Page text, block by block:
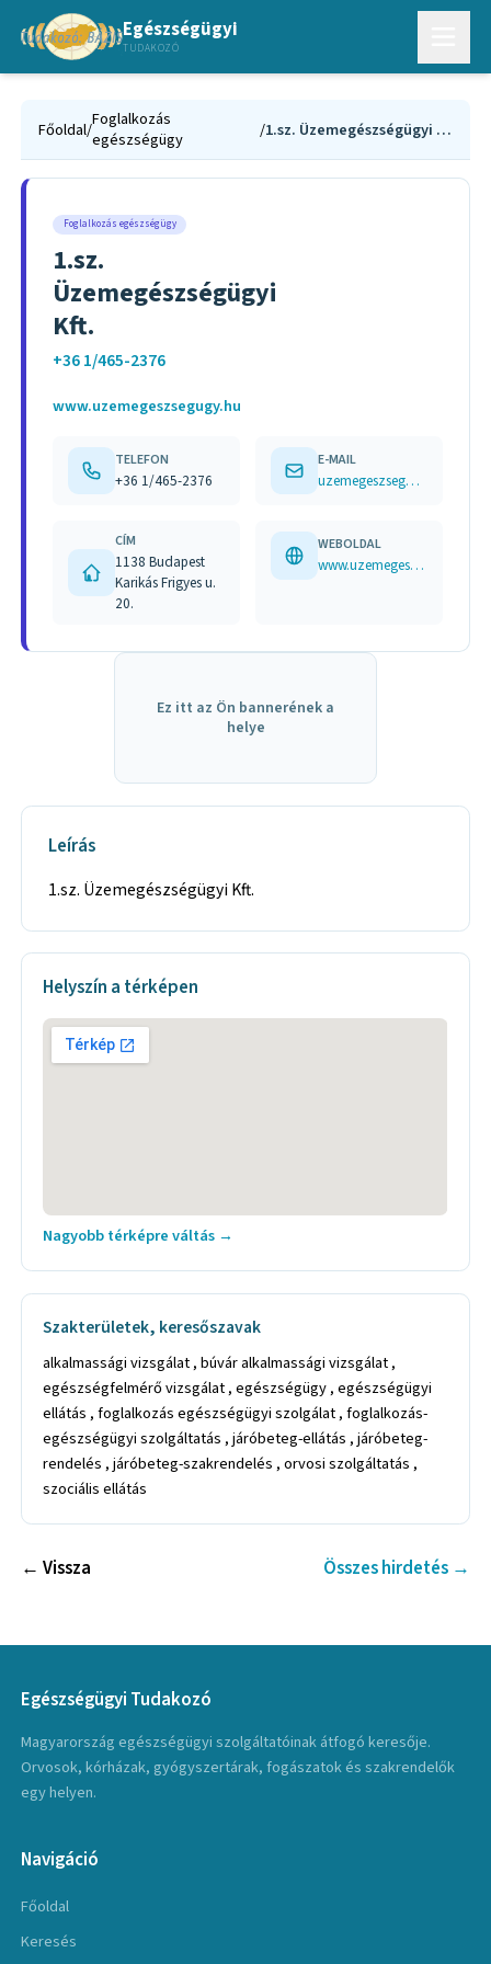
Egészségügyi
TUDAKOZÓ
Főoldal/Foglalkozás
egészségügy
/ 1.sz. Üzemegészségügyi Kft.
Foglalkozás egészségügy
1.sz.
Üzemegészségügyi
Kft.
+36 1/465-2376
www.uzemegeszsegugy.hu
TELEFON
+36 1/465-2376
E-MAIL
uzemegeszsegugy@chello.hu
CÍM
1138 Budapest
Karikás Frigyes u.
20.
WEBOLDAL
www.uzemegeszsegugy.hu
Ez itt az Ön bannerének a
helye
Leírás
1.sz. Üzemegészségügyi Kft.
Helyszín a térképen
Nagyobb térképre váltás →
Szakterületek, keresőszavak
alkalmassági vizsgálat , búvár alkalmassági vizsgálat ,
egészségfelmérő vizsgálat , egészségügy , egészségügyi
ellátás , foglalkozás egészségügyi szolgálat , foglalkozás-
egészségügyi szolgáltatás , járóbeteg-ellátás , járóbeteg-
rendelés , járóbeteg-szakrendelés , orvosi szolgáltatás ,
szociális ellátás
← Vissza Összes hirdetés →
Egészségügyi Tudakozó
Magyarország egészségügyi szolgáltatóinak átfogó keresője.
Orvosok, kórházak, gyógyszertárak, fogászatok és szakrendelők
egy helyen.
Navigáció
Főoldal
Keresés